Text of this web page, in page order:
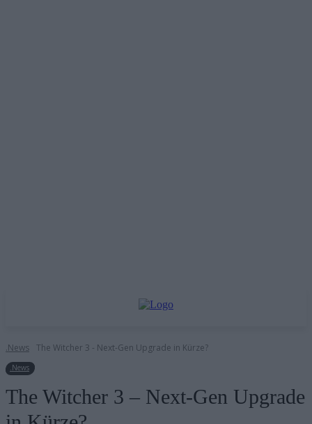
.News The Witcher 3 - Next-Gen Upgrade in Kürze?
.News
The Witcher 3 – Next-Gen Upgrade